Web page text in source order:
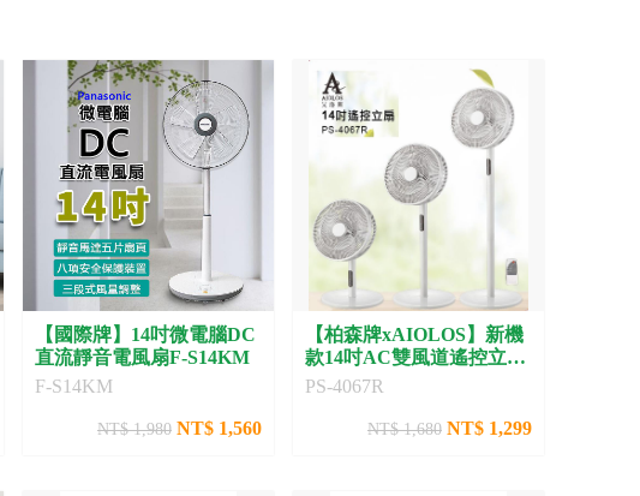
【國際牌】14吋微電腦DC
直流靜音電風扇F-S14KM
F-S14KM
NT$ 1,980 NT$ 1,560
【柏森牌xAIOLOS】新機
款14吋AC雙風道遙控立扇
PS-4067R
PS-4067R
NT$ 1,680 NT$ 1,299